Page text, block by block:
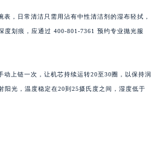
，日常清洁只需用沾有中性清洁剂的湿布轻拭，
度划痕，应通过 400-801-7361 预约专业抛光服
上链一次，让机芯持续运转20至30圈，以保持润
阳光，温度稳定在20到25摄氏度之间，湿度低于